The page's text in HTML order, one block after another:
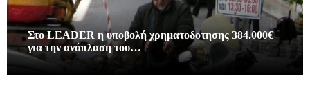
Στο LEADER η υποβολή χρηματοδοτησης 384.000€
για την ανάπλαση του…